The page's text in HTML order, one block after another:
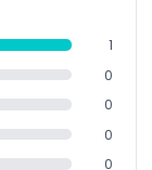
1
0
0
0
0